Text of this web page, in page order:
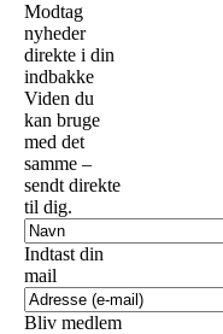
Modtag
nyheder
direkte i din
indbakke
Viden du
kan bruge
med det
samme –
sendt direkte
til dig.
Indtast din
mail
Bliv medlem